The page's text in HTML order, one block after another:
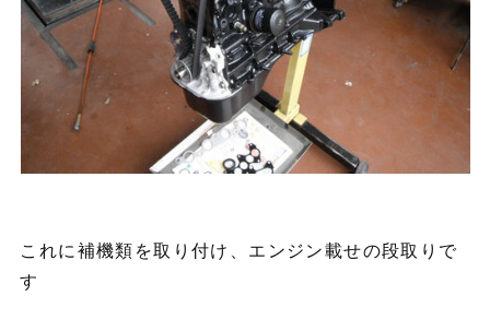
これに補機類を取り付け、エンジン載せの段取りで
す